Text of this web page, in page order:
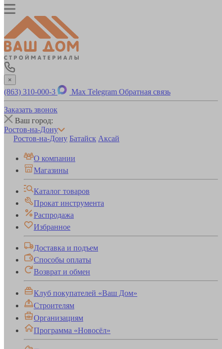
×
(863) 310-000-3 Max Telegram Обратная связь
Заказать звонок
Ваш город:
Ростов-на-Дону
Ростов-на-Дону Батайск Аксай
О компании
Магазины
Каталог товаров
Прокат инструмента
Распродажа
Избранное
Доставка и подъем
Способы оплаты
Возврат и обмен
Клуб покупателей «Ваш Дом»
Строителям
Организациям
Программа «Новосёл»